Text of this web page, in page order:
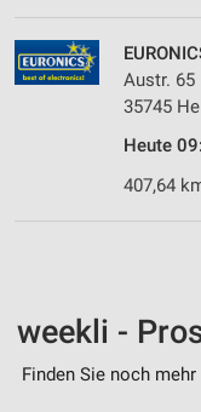
Austr. 65
35745
Heute
407,64
weekli -
Finden Sie noch